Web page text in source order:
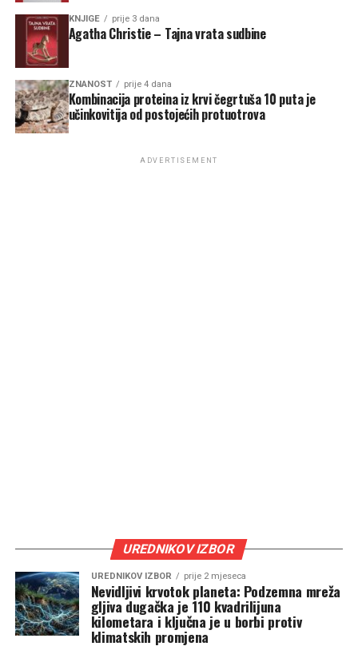
KNJIGE prije 3 dana
Agatha Christie – Tajna vrata sudbine
ZNANOST prije 4 dana
Kombinacija proteina iz krvi čegrtuša 10 puta je
učinkovitija od postojećih protuotrova
ADVERTISEMENT
UREDNIKOV IZBOR
UREDNIKOV IZBOR prije 2 mjeseca
Nevidljivi krvotok planeta: Podzemna mreža
gljiva dugačka je 110 kvadrilijuna
kilometara i ključna je u borbi protiv
klimatskih promjena